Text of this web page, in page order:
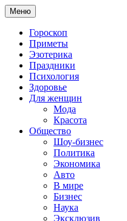
Меню
Гороскоп
Приметы
Эзотерика
Праздники
Психология
Здоровье
Для женщин
Мода
Красота
Общество
Шоу-бизнес
Политика
Экономика
Авто
В мире
Бизнес
Наука
Эксклюзив